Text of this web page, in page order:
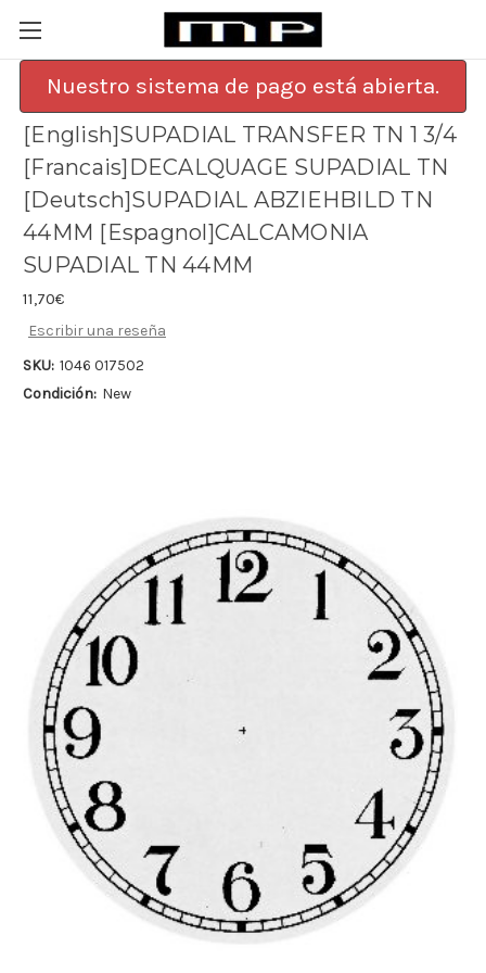
Nuestro sistema de pago está abierta.
[English]SUPADIAL TRANSFER TN 1 3/4
[Francais]DECALQUAGE SUPADIAL TN
[Deutsch]SUPADIAL ABZIEHBILD TN
44MM [Espagnol]CALCAMONIA
SUPADIAL TN 44MM
11,70€
Escribir una reseña
SKU: 1046 017502
Condición: New